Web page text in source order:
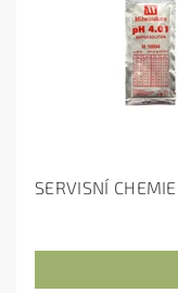
SERVISNÍ